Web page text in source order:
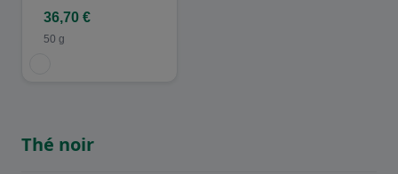
36,70 €
50 g
Thé noir